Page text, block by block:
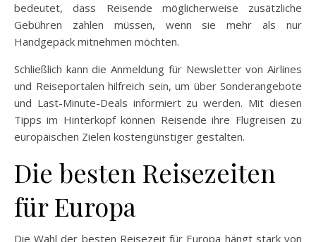
bedeutet, dass Reisende möglicherweise zusätzliche
Gebühren zahlen müssen, wenn sie mehr als nur
Handgepäck mitnehmen möchten.
Schließlich kann die Anmeldung für Newsletter von Airlines
und Reiseportalen hilfreich sein, um über Sonderangebote
und Last-Minute-Deals informiert zu werden. Mit diesen
Tipps im Hinterkopf können Reisende ihre Flugreisen zu
europäischen Zielen kostengünstiger gestalten.
Die besten Reisezeiten
für Europa
Die Wahl der besten Reisezeit für Europa hängt stark von